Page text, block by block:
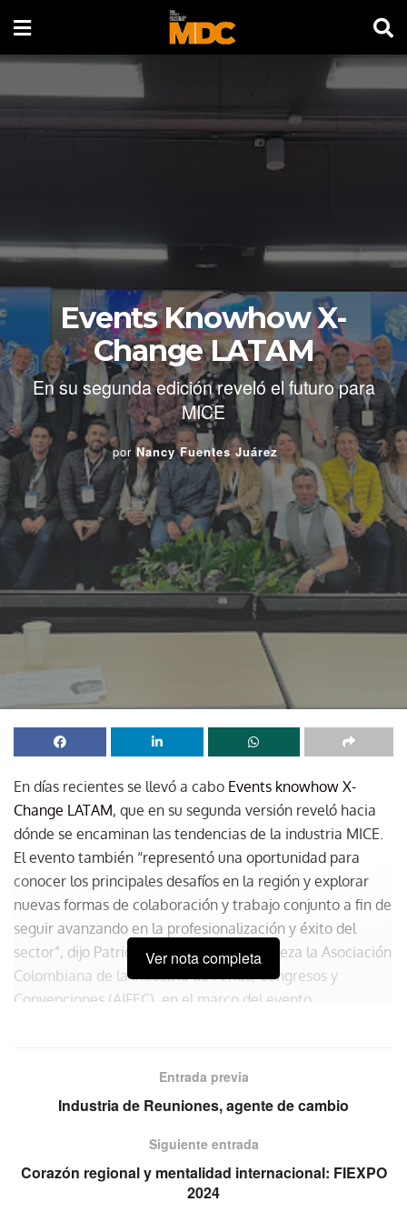
Events Knowhow X-
Change LATAM
En su segunda edición reveló el futuro para
MICE
por Nancy Fuentes Juárez
En días recientes se llevó a cabo Events knowhow X-
Change LATAM, que en su segunda versión reveló hacia
dónde se encaminan las tendencias de la industria MICE.
El evento también “representó una oportunidad para
conocer los principales desafíos en la región y explorar
nuevas formas de colaboración y trabajo conjunto a fin de
seguir avanzando en la profesionalización y éxito del
sector”, dijo Patricia Acosta, quien encabeza la Asociación
Colombiana de la Industria de Ferias, Congresos y
Convenciones (AIFEC), en el marco del evento.
Ver nota completa
Entrada previa
Industria de Reuniones, agente de cambio
Siguiente entrada
Corazón regional y mentalidad internacional: FIEXPO
2024